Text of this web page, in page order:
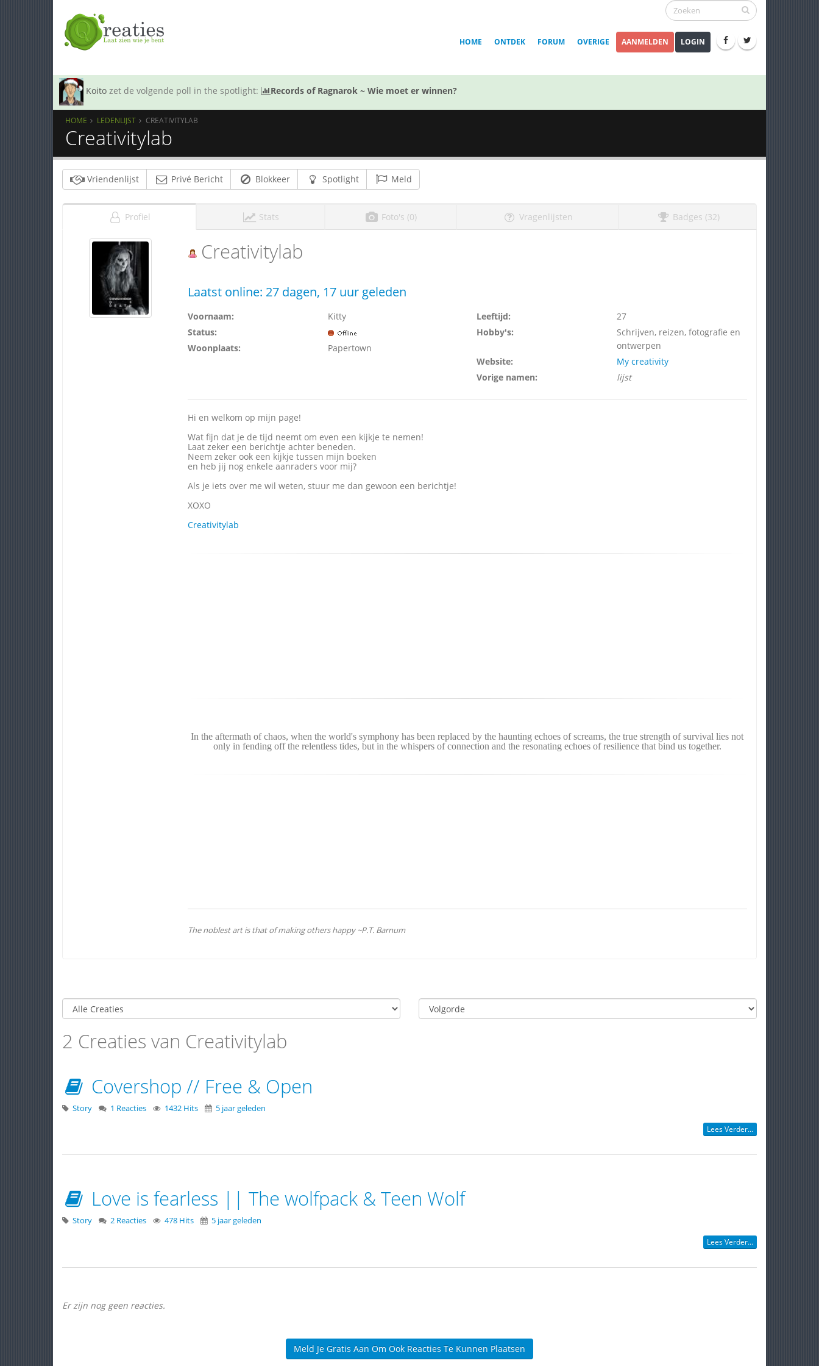
HOME ONTDEK FORUM OVERIGE AANMELDEN LOGIN
Koito zet de volgende poll in the spotlight: Records of Ragnarok ~ Wie moet er winnen?
HOME LEDENLIJST CREATIVITYLAB
Creativitylab
Vriendenlijst Privé Bericht Blokkeer Spotlight Meld
Profiel Stats Foto's (0) Vragenlijsten Badges (32)
Creativitylab
Laatst online: 27 dagen, 17 uur geleden
Voornaam:
Kitty
Status:
Woonplaats:
Papertown
Leeftijd:
27
Hobby's:
Schrijven, reizen, fotografie en
ontwerpen
Website:
My creativity
Vorige namen:
lijst
Hi en welkom op mijn page!
Wat fijn dat je de tijd neemt om even een kijkje te nemen!
Laat zeker een berichtje achter beneden.
Neem zeker ook een kijkje tussen mijn boeken
en heb jij nog enkele aanraders voor mij?
Als je iets over me wil weten, stuur me dan gewoon een berichtje!
XOXO
Creativitylab
In the aftermath of chaos, when the world's symphony has been replaced by the haunting echoes of screams, the true strength of survival lies not
only in fending off the relentless tides, but in the whispers of connection and the resonating echoes of resilience that bind us together.
The noblest art is that of making others happy ~P.T. Barnum
2 Creaties van Creativitylab
Covershop // Free & Open
Story 1 Reacties 1432 Hits 5 jaar geleden
Lees Verder...
Love is fearless || The wolfpack & Teen Wolf
Story 2 Reacties 478 Hits 5 jaar geleden
Lees Verder...
Er zijn nog geen reacties.
Meld Je Gratis Aan Om Ook Reacties Te Kunnen Plaatsen